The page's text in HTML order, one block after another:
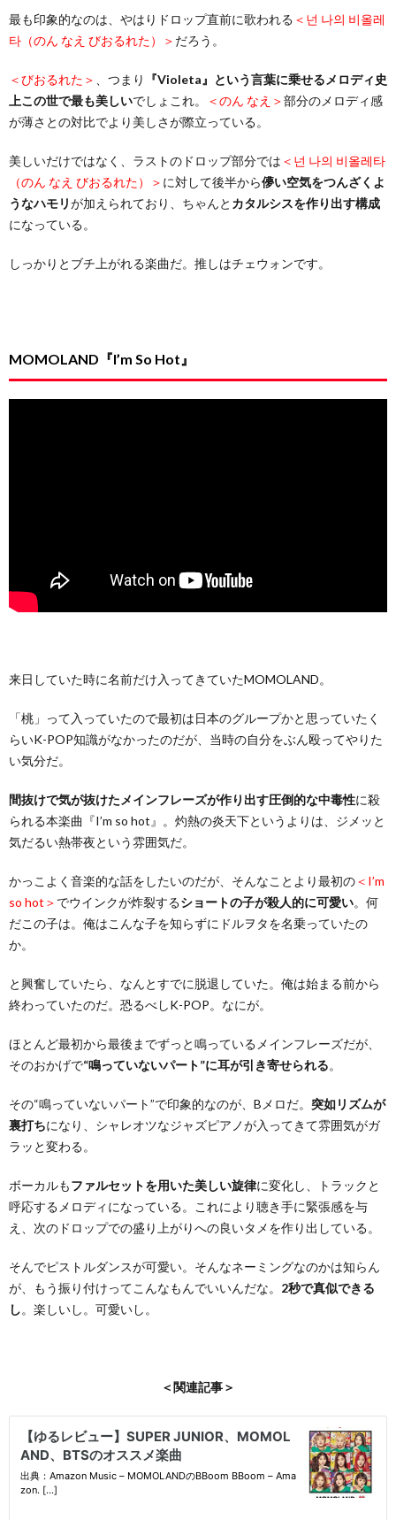
最も印象的なのは、やはりドロップ直前に歌われる ＜넌 나의 비올레
타（のん なえ びおるれた）＞ だろう。
＜びおるれた＞ 、つまり
『Violeta』という言葉に乗せるメロディ史
上この世で最も美しいでしょこれ。 ＜のん なえ＞部分のメロディ感
が薄さとの対比でより美しさが際立っている。
美しいだけではなく、ラストのドロップ部分では ＜넌 나의 비올레타
（のん なえ びおるれた）＞ に対して後半から儚い空気をつんざくよ
うなハモリが加えられており、ちゃんと カタルシスを作り出す構成
になっている。
しっかりとブチ上がれる楽曲だ。推しはチェウォンです。
MOMOLAND『I’m So Hot』
来日していた時に名前だけ入ってきていたMOMOLAND。
「桃」って入っていたので最初は日本のグループかと思っていたく
らいK-POP知識がなかったのだが、当時の自分をぶん殴ってやりた
い気分だ。
間抜けで気が抜けたメインフレーズが作り出す圧倒的な中毒性に殺
られる本楽曲『I’m so hot』。灼熱の炎天下というよりは、ジメッと
気だるい熱帯夜という雰囲気だ。
かっこよく音楽的な話をしたいのだが、そんなことより最初の＜I’m
so hot＞ でウインクが炸裂するショートの子が殺人的に可愛い。何
だこの子は。俺はこんな子を知らずにドルヲタを名乗っていたの
か。
と興奮していたら、なんとすでに脱退していた。俺は始まる前から
終わっていたのだ。恐るべしK-POP。なにが。
ほとんど最初から最後までずっと鳴っているメインフレーズだが、
そのおかげで“鳴っていないパート”に耳が引き寄せられる。
その“鳴っていないパート”で印象的なのが、Bメロだ。 突如リズムが
裏打ちになり、シャレオツなジャズピアノが入ってきて雰囲気がガ
ラッと変わる。
ボーカルもファルセットを用いた美しい旋律に変化し、トラックと
呼応するメロディになっている。これにより聴き手に緊張感を与
え、次のドロップでの盛り上がりへの良いタメを作り出している。
そんでピストルダンスが可愛い。そんなネーミングなのかは知らん
が、もう振り付けってこんなもんでいいんだな。 2秒で真似できる
し。楽しいし。可愛いし。
＜関連記事＞